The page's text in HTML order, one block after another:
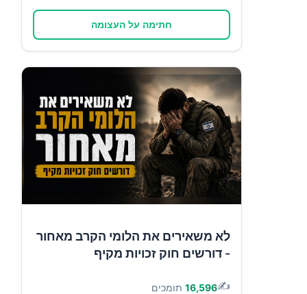
חתימה על העצומה
לא משאירים את הלומי הקרב מאחור
- דורשים חוק זכויות מקיף
✍️
16,596 תומכים